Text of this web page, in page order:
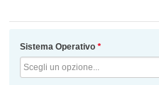
*
Sistema Operativo